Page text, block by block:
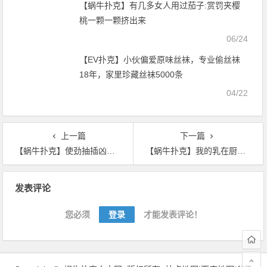
【蜗牛扑克】有几多女人用过茄子:赏罚夹樱
桃一颗一颗挤出来
06/24
【EV扑克】小伙偏爱原味丝袜，专业偷丝袜
18年，家里珍藏丝袜5000条
04/22
上一篇
【蜗牛扑克】使劲抽插凶猛挺进 无翼乌全彩用人体家具
下一篇
【蜗牛扑克】我的乳在厨房被揉搓 狗与美女性爱故事
发表评论
您必须 登录 才能发表评论！